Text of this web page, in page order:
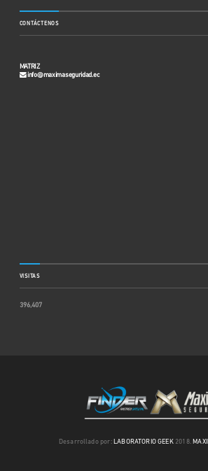
CONTÁCTENOS
MATRIZ
info@maximaseguridad.ec
VISITAS
396,407
Desarrollado por: LABORATORIO GEEK2018.